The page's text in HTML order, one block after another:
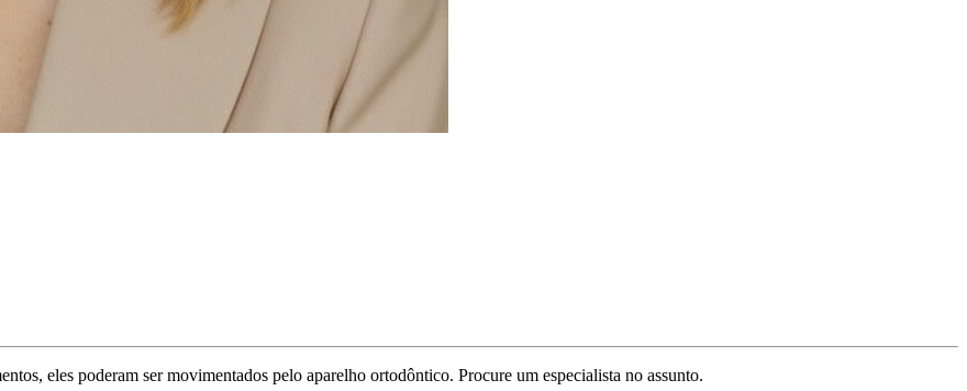
eles poderam ser movimentados pelo aparelho ortodôntico. Procure um especialista no assunto.